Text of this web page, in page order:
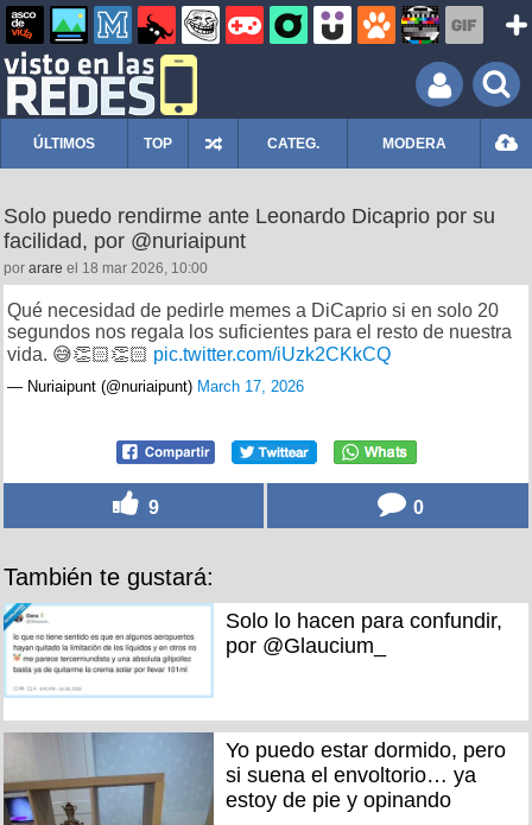
ÚLTIMOS TOP CATEG. MODERA
Solo puedo rendirme ante Leonardo Dicaprio por su
facilidad, por @nuriaipunt
por arare el 18 mar 2026, 10:00
Qué necesidad de pedirle memes a DiCaprio si en solo 20
segundos nos regala los suficientes para el resto de nuestra
vida. 😅👏🏻👏🏻 pic.twitter.com/iUzk2CKkCQ
— Nuriaipunt (@nuriaipunt) March 17, 2026
9 0
También te gustará:
Solo lo hacen para confundir,
por @Glaucium_
Yo puedo estar dormido, pero
si suena el envoltorio… ya
estoy de pie y opinando